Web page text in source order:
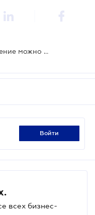
Заказать водительское удостоверение можно онлайн
войти
всех бизнес-